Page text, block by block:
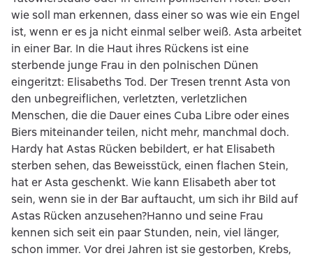
wie soll man erkennen, dass einer so was wie ein Engel
ist, wenn er es ja nicht einmal selber weiß. Asta arbeitet
in einer Bar. In die Haut ihres Rückens ist eine
sterbende junge Frau in den polnischen Dünen
eingeritzt: Elisabeths Tod. Der Tresen trennt Asta von
den unbegreiflichen, verletzten, verletzlichen
Menschen, die die Dauer eines Cuba Libre oder eines
Biers miteinander teilen, nicht mehr, manchmal doch.
Hardy hat Astas Rücken bebildert, er hat Elisabeth
sterben sehen, das Beweisstück, einen flachen Stein,
hat er Asta geschenkt. Wie kann Elisabeth aber tot
sein, wenn sie in der Bar auftaucht, um sich ihr Bild auf
Astas Rücken anzusehen?Hanno und seine Frau
kennen sich seit ein paar Stunden, nein, viel länger,
schon immer. Vor drei Jahren ist sie gestorben, Krebs,